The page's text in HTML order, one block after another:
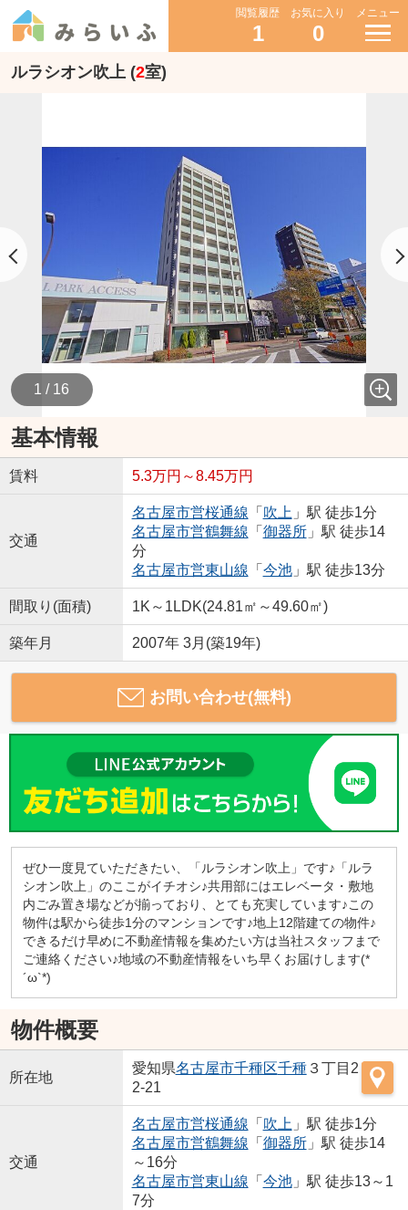
閲覧履歴
1
お気に入り
0
メニュー
ルラシオン吹上 (2室)
1 / 16
基本情報
賃料 5.3万円～8.45万円
交通
名古屋市営桜通線 「 吹上 」駅 徒歩1分
名古屋市営鶴舞線 「 御器所」駅 徒歩14
分
名古屋市営東山線 「 今池」駅 徒歩13分
間取り(面積) 1K～1LDK(24.81㎡～49.60㎡)
築年月 2007年 3月(築19年)
お問い合わせ(無料)
ぜひ一度見ていただきたい、「ルラシオン吹上」です♪「ルラ
シオン吹上」のここがイチオシ♪共用部にはエレベータ・敷地
内ごみ置き場などが揃っており、とても充実しています♪この
物件は駅から徒歩1分のマンションです♪地上12階建ての物件♪
できるだけ早めに不動産情報を集めたい方は当社スタッフまで
ご連絡ください♪地域の不動産情報をいち早くお届けします(*
´ω`*)
物件概要
所在地
愛知県名古屋市千種区千種３丁目2
2-21
交通
名古屋市営桜通線 「 吹上」駅 徒歩1分
名古屋市営鶴舞線 「 御器所」駅 徒歩14
～16分
名古屋市営東山線 「 今池」駅 徒歩13～1
7分